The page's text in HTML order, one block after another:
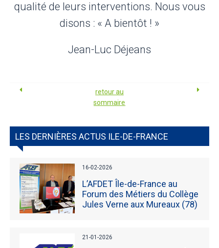
qualité de leurs interventions. Nous vous
disons : « A bientôt ! »
Jean-Luc Déjeans
retour au
sommaire
LES DERNIÈRES ACTUS ILE-DE-FRANCE
16-02-2026
L’AFDET Île-de-France au
Forum des Métiers du Collège
Jules Verne aux Mureaux (78)
21-01-2026